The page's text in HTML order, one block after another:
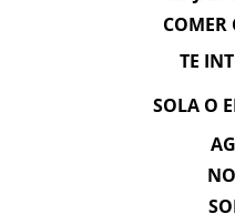
COMER
TE
SOLA O